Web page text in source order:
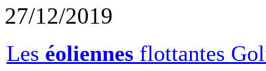
27/12/2019
Les éoliennes flottantes